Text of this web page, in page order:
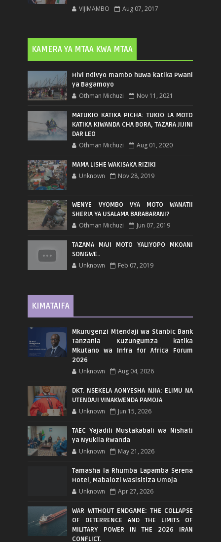
VIJIMAMBO Aug 07, 2017
KAMERA YA MTAA KWA MTAA
Hivi ndivyo mambo huwa katika Pwani
ya Bagamoyo
Othman Michuzi Nov 11, 2021
MATUKIO KATIKA PICHA: TUKIO LA MOTO
KATIKA KIWANDA CHA BORA, TAZARA JIJINI
DAR LEO
Othman Michuzi Aug 01, 2020
MAMA LISHE WAKISAKA RIZIKI
Unknown Nov 28, 2019
WENYE VYOMBO VYA MOTO WANATII
SHERIA YA USALAMA BARABARANI?
Othman Michuzi Jun 07, 2019
TAZAMA MAJI MOTO YALIYOPO MKOANI
SONGWE..
Unknown Feb 07, 2019
KIMATAIFA
Mkurugenzi Mtendaji wa Stanbic Bank
Tanzania Kuzungumza katika
Mkutano wa Infra for Africa Forum
2026
Unknown Aug 04, 2026
DKT. NSEKELA AONYESHA NJIA: ELIMU NA
UTENDAJI VINAKWENDA PAMOJA
Unknown Jun 15, 2026
TAEC Yajadili Mustakabali wa Nishati
ya Nyuklia Rwanda
Unknown May 21, 2026
Tamasha la Rhumba Lapamba Serena
Hotel, Mabalozi Wasisitiza Umoja
Unknown Apr 27, 2026
WAR WITHOUT ENDGAME: THE COLLAPSE
OF DETERRENCE AND THE LIMITS OF
MILITARY POWER IN THE 2026 IRAN
CONFLICT.